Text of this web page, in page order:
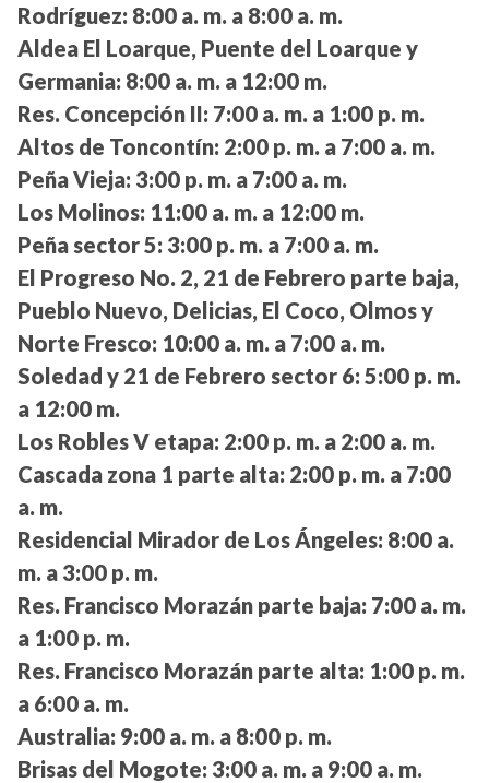
Rodríguez: 8:00 a. m. a 8:00 a. m.
Aldea El Loarque, Puente del Loarque y
Germania: 8:00 a. m. a 12:00 m.
Res. Concepción II: 7:00 a. m. a 1:00 p. m.
Altos de Toncontín: 2:00 p. m. a 7:00 a. m.
Peña Vieja: 3:00 p. m. a 7:00 a. m.
Los Molinos: 11:00 a. m. a 12:00 m.
Peña sector 5: 3:00 p. m. a 7:00 a. m.
El Progreso No. 2, 21 de Febrero parte baja,
Pueblo Nuevo, Delicias, El Coco, Olmos y
Norte Fresco: 10:00 a. m. a 7:00 a. m.
Soledad y 21 de Febrero sector 6: 5:00 p. m.
a 12:00 m.
Los Robles V etapa: 2:00 p. m. a 2:00 a. m.
Cascada zona 1 parte alta: 2:00 p. m. a 7:00
a. m.
Residencial Mirador de Los Ángeles: 8:00 a.
m. a 3:00 p. m.
Res. Francisco Morazán parte baja: 7:00 a. m.
a 1:00 p. m.
Res. Francisco Morazán parte alta: 1:00 p. m.
a 6:00 a. m.
Australia: 9:00 a. m. a 8:00 p. m.
Brisas del Mogote: 3:00 a. m. a 9:00 a. m.